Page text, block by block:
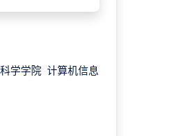
学学院 计算机信息